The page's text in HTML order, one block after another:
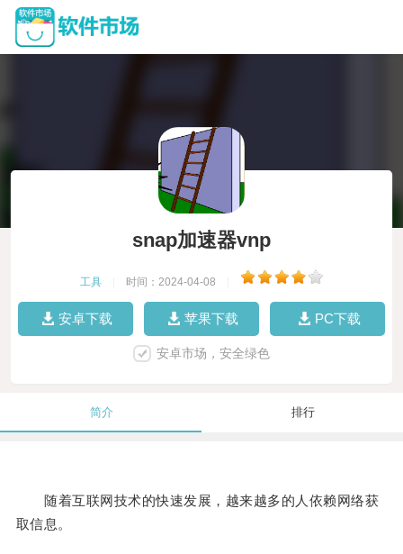
snap加速器vnp
工具 时间：2024-04-08
安卓下载 苹果下载 PC下载
安卓市场，安全绿色
简介 排行
随着互联网技术的快速发展，越来越多的人依赖网络获
取信息。